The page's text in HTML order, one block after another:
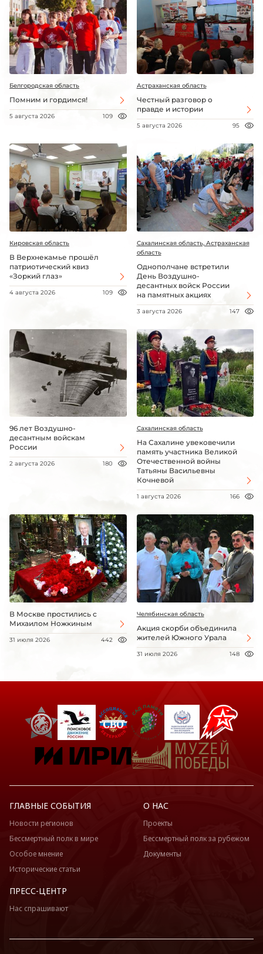
Белгородская область
Помним и гордимся!
5 августа 2026 109
Астраханская область
Честный разговор о
правде и истории
5 августа 2026 95
Кировская область
В Верхнекамье прошёл
патриотический квиз
«Зоркий глаз»
4 августа 2026 109
Сахалинская область, Астраханская
область
Однополчане встретили
День Воздушно-
десантных войск России
на памятных акциях
3 августа 2026 147
96 лет Воздушно-
десантным войскам
России
2 августа 2026 180
Сахалинская область
На Сахалине увековечили
память участника Великой
Отечественной войны
Татьяны Васильевны
Кочневой
1 августа 2026 166
В Москве простились с
Михаилом Ножкиным
31 июля 2026 442
Челябинская область
Акция скорби объединила
жителей Южного Урала
31 июля 2026 148
ГЛАВНЫЕ СОБЫТИЯ
Новости регионов
Бессмертный полк в мире
Особое мнение
Исторические статьи
О НАС
Проекты
Бессмертный полк за рубежом
Документы
ПРЕСС-ЦЕНТР
Нас спрашивают